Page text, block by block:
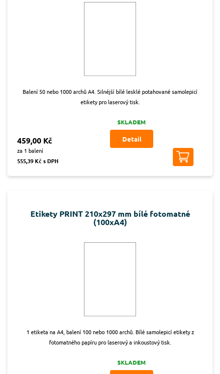
Balení 50 nebo 1000 archů A4. Silnější bílé lesklé potahované samolepicí
etikety pro laserový tisk.
459,00 Kč
za 1 balení
555,39 Kč s DPH
SKLADEM
Detail
Etikety PRINT 210x297 mm bílé fotomatné
(100xA4)
1 etiketa na A4, balení 100 nebo 1000 archů. Bílé samolepicí etikety z
fotomatného papíru pro laserový a inkoustový tisk.
SKLADEM